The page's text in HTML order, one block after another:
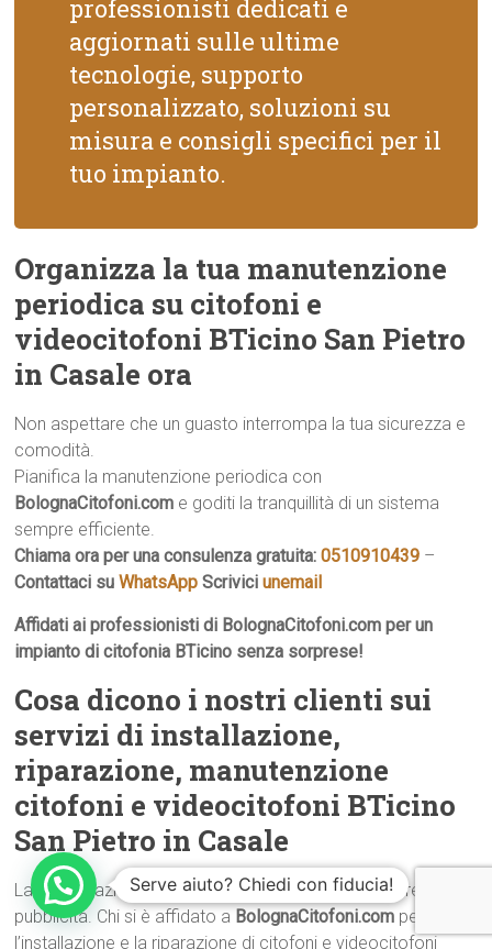
professionisti dedicati e
aggiornati sulle ultime
tecnologie, supporto
personalizzato, soluzioni su
misura e consigli specifici per il
tuo impianto.
Organizza la tua manutenzione
periodica su citofoni e
videocitofoni BTicino San Pietro
in Casale ora
Non aspettare che un guasto interrompa la tua sicurezza e
comodità.
Pianifica la manutenzione periodica con
BolognaCitofoni.com e goditi la tranquillità di un sistema
sempre efficiente.
Chiama ora per una consulenza gratuita:0510910439 –
Contattaci suWhatsApp Scriviciunemail
Affidati ai professionisti di BolognaCitofoni.com per un
impianto di citofonia BTicino senza sorprese!
Cosa dicono i nostri clienti sui
servizi di installazione,
riparazione, manutenzione
citofoni e videocitofoni BTicino
San Pietro in Casale
La soddisfazione dei nostri clienti è la nostra migliore
pubblicità. Chi si è affidato a BolognaCitofoni.com per
l’installazione e la riparazione di citofoni e videocitofoni
Serve aiuto? Chiedi con fiducia!